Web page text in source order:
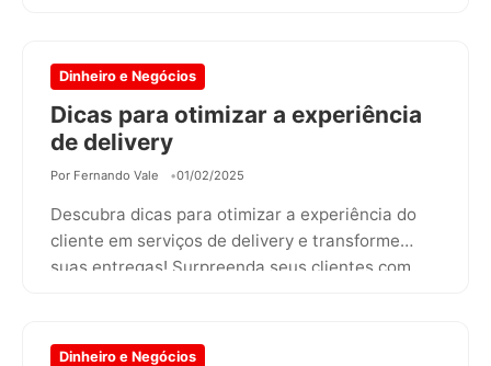
Dinheiro e Negócios
Dicas para otimizar a experiência
de delivery
Por Fernando Vale 01/02/2025
Descubra dicas para otimizar a experiência do
cliente em serviços de delivery e transforme
suas entregas! Surpreenda seus clientes com…
Dinheiro e Negócios